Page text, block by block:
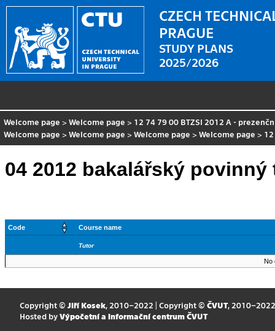
CZECH
PRAGUE
STUDY PLANS
2025/2026
Welcome page >Welcome page > 12 74 79 00 BTZSI 2012 A -
Welcome page >Welcome page >Welcome page >Welcome page >
04 2012 bakalářský
Code Course name
Tutor
No
Copyright © Jiří Kosek, 2010–2022 | Copyright © ČVUT, 2010–2022
Hosted by Výpočetní a informační centrum ČVUT